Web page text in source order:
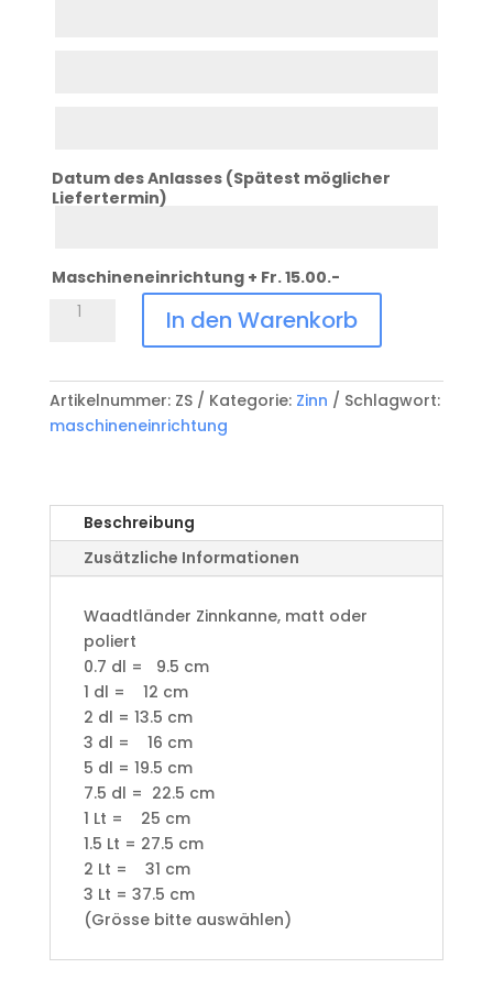
Datum des Anlasses (Spätest möglicher
Liefertermin)
Maschineneinrichtung + Fr. 15.00.-
Waadtländer
In den Warenkorb
Artikelnummer: ZS Kategorie: Zinn
Schlagwort:
maschineneinrichtung
Beschreibung
Zusätzliche Informationen
Waadtländer Zinnkanne, matt oder
poliert
0.7 dl = 9.5 cm
1 dl = 12 cm
2 dl = 13.5 cm
3 dl = 16 cm
5 dl = 19.5 cm
7.5 dl = 22.5 cm
1 Lt = 25 cm
1.5 Lt = 27.5 cm
2 Lt = 31 cm
3 Lt = 37.5 cm
(Grösse bitte auswählen)